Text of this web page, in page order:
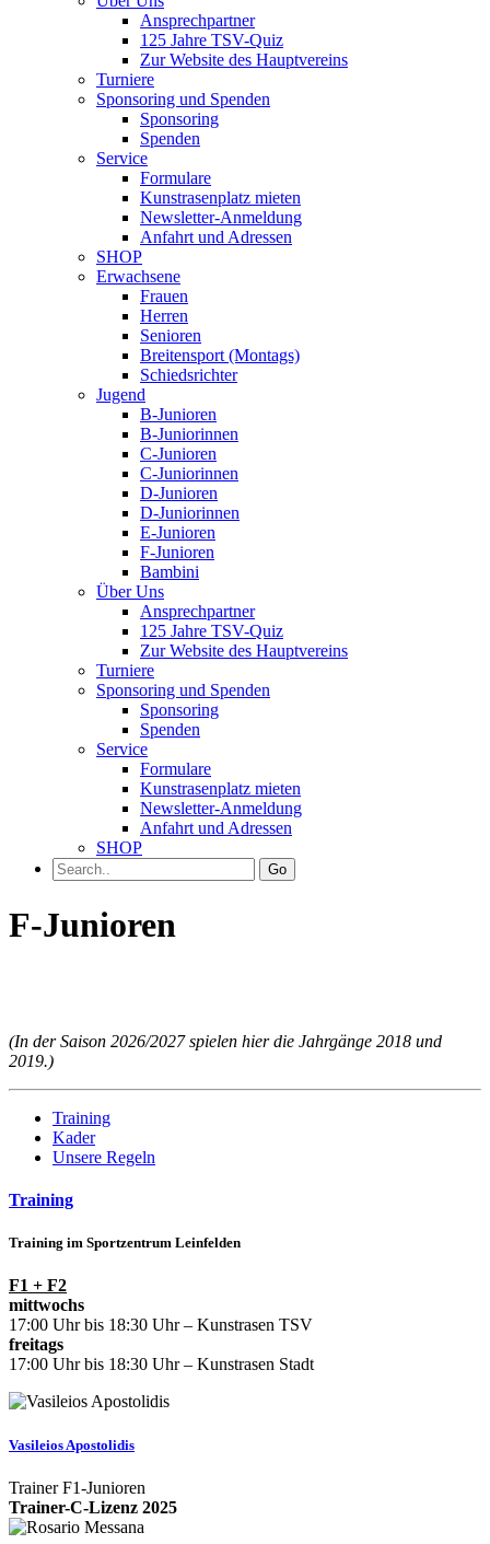
Ansprechpartner
125 Jahre TSV-Quiz
Zur Website des Hauptvereins
Turniere
Sponsoring und Spenden
Sponsoring
Spenden
Service
Formulare
Kunstrasenplatz mieten
Newsletter-Anmeldung
Anfahrt und Adressen
SHOP
Erwachsene
Frauen
Herren
Senioren
Breitensport (Montags)
Schiedsrichter
Jugend
B-Junioren
B-Juniorinnen
C-Junioren
C-Juniorinnen
D-Junioren
D-Juniorinnen
E-Junioren
F-Junioren
Bambini
Über Uns
Ansprechpartner
125 Jahre TSV-Quiz
Zur Website des Hauptvereins
Turniere
Sponsoring und Spenden
Sponsoring
Spenden
Service
Formulare
Kunstrasenplatz mieten
Newsletter-Anmeldung
Anfahrt und Adressen
SHOP
Go
F-Junioren
(In der Saison 2026/2027 spielen hier die Jahrgänge 2018 und
2019.)
Training
Kader
Unsere Regeln
Training
Training im Sportzentrum Leinfelden
F1 + F2
mittwochs
17:00 Uhr bis 18:30 Uhr – Kunstrasen TSV
freitags
17:00 Uhr bis 18:30 Uhr – Kunstrasen Stadt
Vasileios Apostolidis
Trainer F1-Junioren
Trainer-C-Lizenz 2025